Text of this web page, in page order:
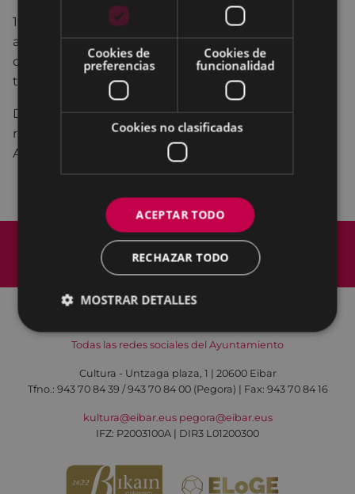
19:00.- Cabalgata de los Reyes Magos
acompañados de la Ban­da de Música de Eibar
desde Untzaga, recorriendo las calles de Eibar, para
terminar de nuevo en Untzaga.
Después de la Cabalgata los Reyes Magos
recogerán las últimas cartas en el patio del
Ayuntamiento de Eibar.
Mapa del Sitio
Aviso legal
Política de cookies
Contacto
Accesibilidad
Todas las redes sociales del Ayuntamiento
Cultura - Untzaga plaza, 1 | 20600 Eibar
Tfno.: 943 70 84 39 / 943 70 84 00 (Pegora) | Fax: 943 70 84 16
kultura@eibar.eus pegora@eibar.eus
IFZ: P2003100A | DIR3 L01200300
Cookies de
preferencias
Cookies de
funcionalidad
Cookies no clasificadas
ACEPTAR TODO
RECHAZAR TODO
MOSTRAR DETALLES